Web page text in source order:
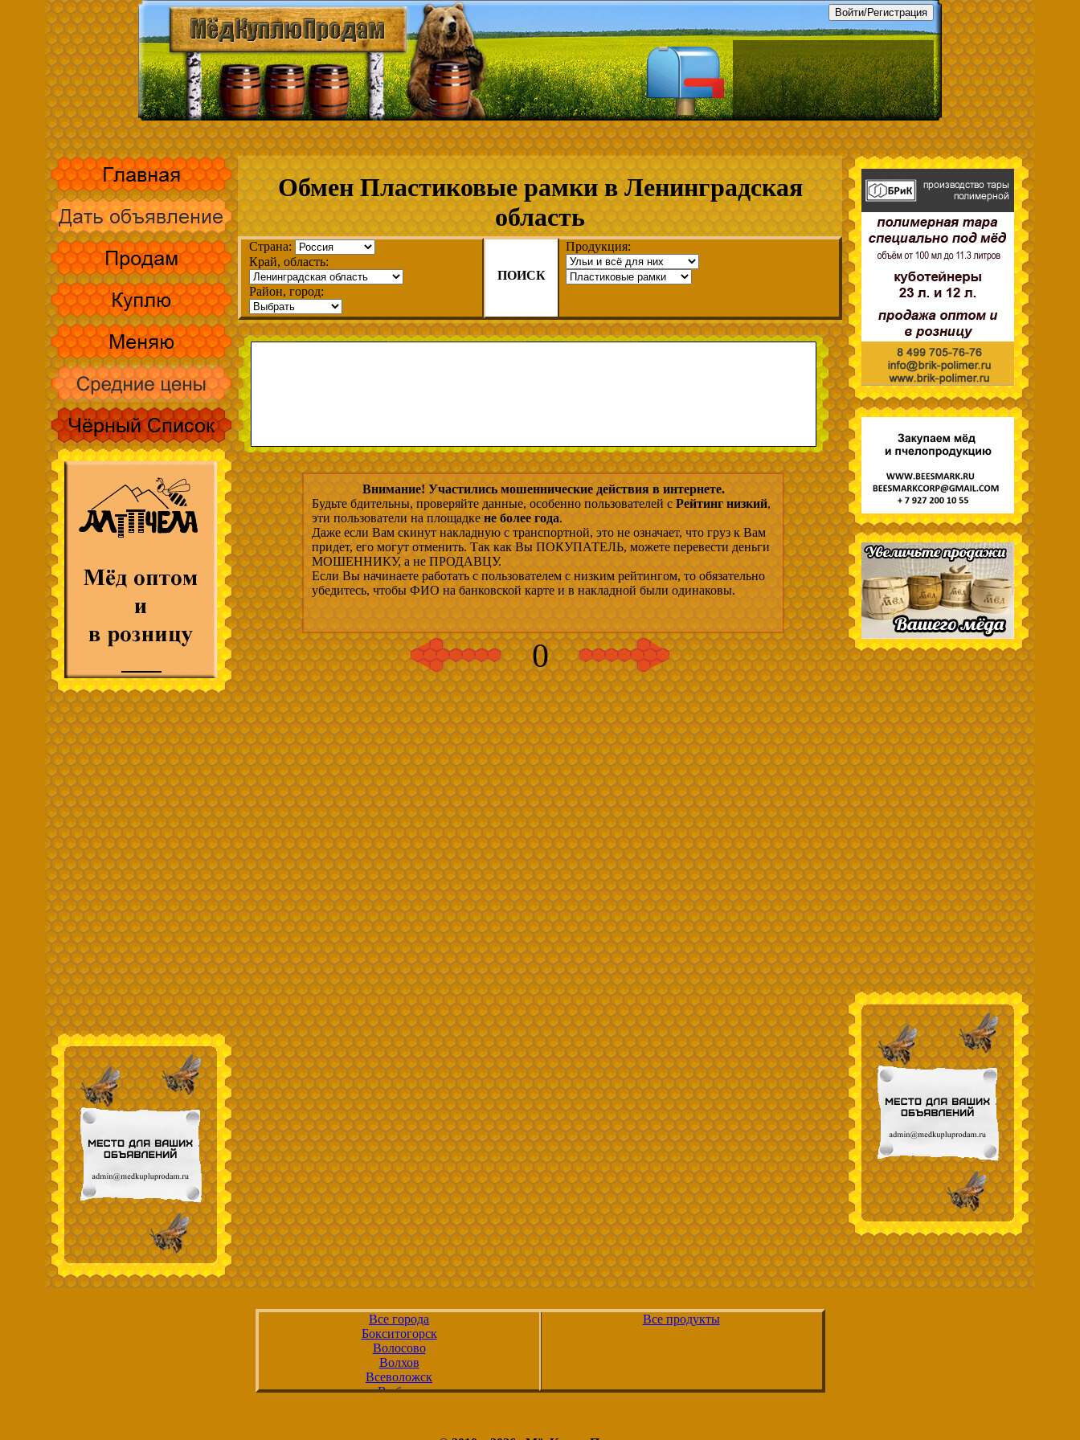
Обмен Пластиковые рамки в Ленинградская
область
Страна:
Край, область:
Район, город:
Продукция:
ПОИСК
Внимание! Участились мошеннические действия в интернете.
Будьте бдительны, проверяйте данные, особенно пользователей с Рейтинг низкий,
эти пользователи на площадке не более года.
Даже если Вам скинут накладную с транспортной, это не означает, что груз к Вам
придет, его могут отменить. Так как Вы ПОКУПАТЕЛЬ, можете перевести деньги
МОШЕННИКУ, а не ПРОДАВЦУ.
Если Вы начинаете работать с пользователем с низким рейтингом, то обязательно
убедитесь, чтобы ФИО на банковской карте и в накладной были одинаковы.
0
Все города
Бокситогорск
Волосово
Волхов
Всеволожск
Выборг
Все продукты